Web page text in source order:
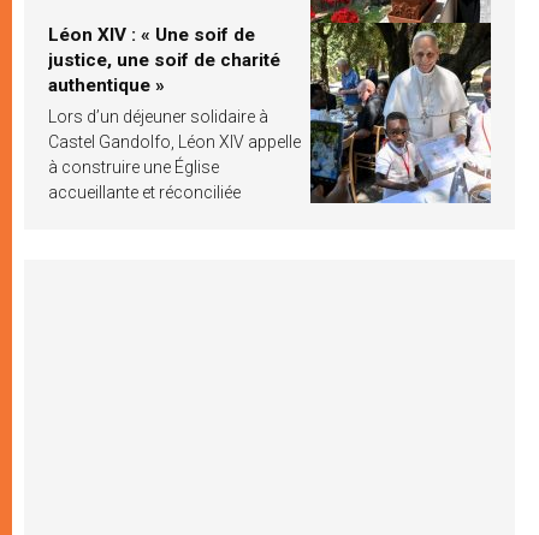
Léon XIV : « Une soif de
justice, une soif de charité
authentique »
Lors d’un déjeuner solidaire à
Castel Gandolfo, Léon XIV appelle
à construire une Église
accueillante et réconciliée